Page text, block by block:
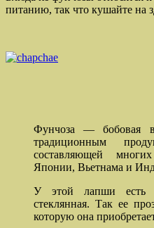
питанию, так что кушайте на
Фунчоза — бобовая
традиционным
составляющей
Японии, Вьетнама и
У этой лапши есть
стеклянная. Так ее
которую она